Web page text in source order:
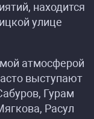
находится
улице
атмосферой
выступают
Гурам
Расул